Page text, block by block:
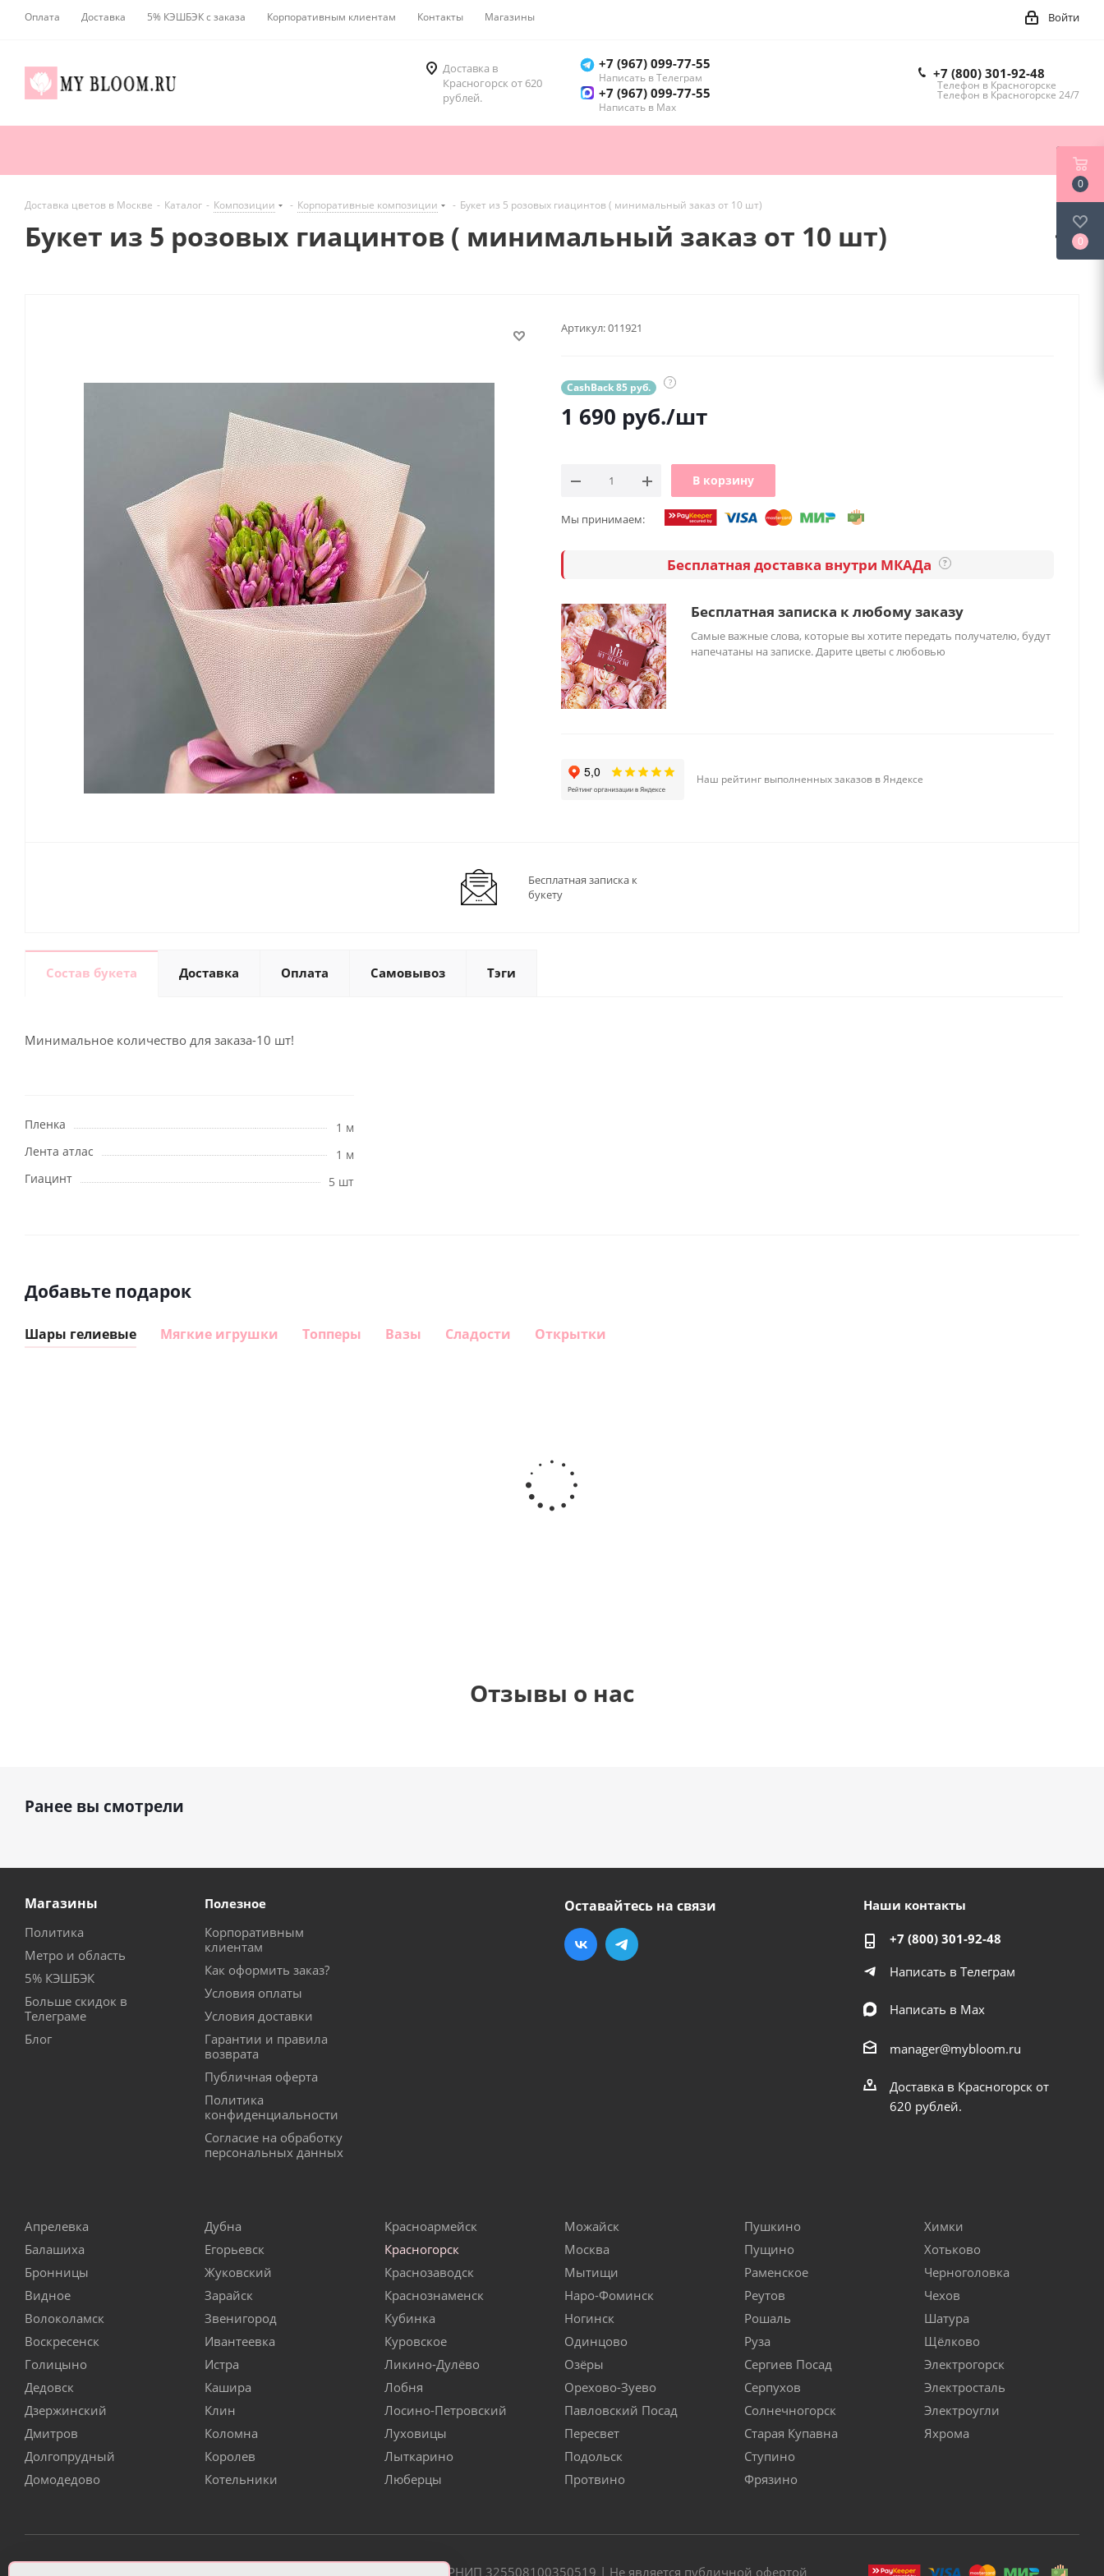
Оплата Доставка 5% КЭШБЭК с заказа Корпоративным клиентам Контакты Магазины Войти
Доставка в
Красногорск от 620
рублей.
+7 (967) 099-77-55
Написать в Телеграм
+7 (967) 099-77-55
Написать в Мах
+7 (800) 301-92-48
Телефон в Красногорске
Телефон в Красногорске 24/7
Доставка цветов в Москве - Каталог - Композиции - Корпоративные композиции - Букет из 5 розовых гиацинтов ( минимальный заказ от 10 шт)
Букет из 5 розовых гиацинтов ( минимальный заказ от 10 шт)
Артикул:011921
CashBack 85 руб. ?
1 690 руб./шт
В корзину
Мы принимаем:
Бесплатная доставка внутри МКАДа ?
Бесплатная записка к любому заказу
Самые важные слова, которые вы хотите передать получателю, будут
напечатаны на записке. Дарите цветы с любовью
Наш рейтинг выполненных заказов в Яндексе
Бесплатная записка к
букету
Состав букета Доставка Оплата Самовывоз Тэги
Минимальное количество для заказа-10 шт!
Пленка
1 м
Лента атлас
1 м
Гиацинт
5 шт
Добавьте подарок
Шары гелиевые Мягкие игрушки Топперы Вазы Сладости Открытки
гелиевый
цифра 1
(40х102
Отзывы о нас
Ранее вы смотрели
Магазины
Политика
Метро и область
5% КЭШБЭК
Больше скидок в
Телеграме
Блог
Полезное
Корпоративным
клиентам
Как оформить заказ?
Условия оплаты
Условия доставки
Гарантии и правила
возврата
Публичная оферта
Политика
конфиденциальности
Согласие на обработку
персональных данных
Оставайтесь на связи Наши контакты
+7 (800) 301-92-48
Написать в Телеграм
Написать в Мах
manager@mybloom.ru
Доставка в Красногорск от
620 рублей.
Апрелевка
Балашиха
Бронницы
Видное
Волоколамск
Воскресенск
Голицыно
Дедовск
Дзержинский
Дмитров
Долгопрудный
Домодедово
Дубна
Егорьевск
Жуковский
Зарайск
Звенигород
Ивантеевка
Истра
Кашира
Клин
Коломна
Королев
Котельники
Красноармейск
Красногорск
Краснозаводск
Краснознаменск
Кубинка
Куровское
Ликино-Дулёво
Лобня
Лосино-Петровский
Луховицы
Лыткарино
Люберцы
Можайск
Москва
Мытищи
Наро-Фоминск
Ногинск
Одинцово
Озёры
Орехово-Зуево
Павловский Посад
Пересвет
Подольск
Протвино
Пушкино
Пущино
Раменское
Реутов
Рошаль
Руза
Сергиев Посад
Серпухов
Солнечногорск
Старая Купавна
Ступино
Фрязино
Химки
Хотьково
Черноголовка
Чехов
Шатура
Щёлково
Электрогорск
Электросталь
Электроугли
Яхрома
ИП Чулкова Анастасия Александровна ИНН 331405822720 | ОГРН/ОГРНИП 325508100350519 | Не является публичной офертой
0
0